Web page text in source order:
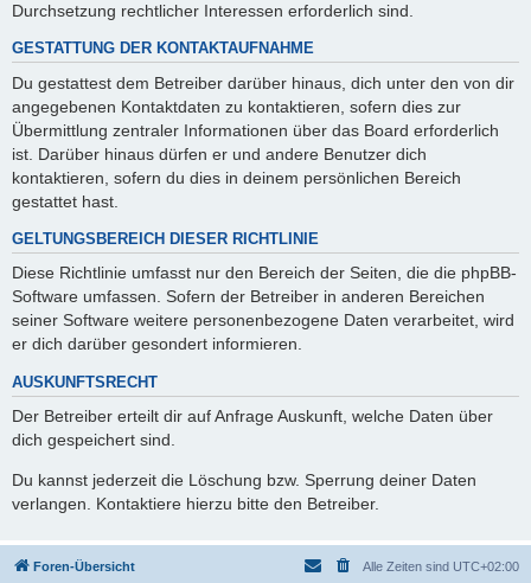
Durchsetzung rechtlicher Interessen erforderlich sind.
GESTATTUNG DER KONTAKTAUFNAHME
Du gestattest dem Betreiber darüber hinaus, dich unter den von dir
angegebenen Kontaktdaten zu kontaktieren, sofern dies zur
Übermittlung zentraler Informationen über das Board erforderlich
ist. Darüber hinaus dürfen er und andere Benutzer dich
kontaktieren, sofern du dies in deinem persönlichen Bereich
gestattet hast.
GELTUNGSBEREICH DIESER RICHTLINIE
Diese Richtlinie umfasst nur den Bereich der Seiten, die die phpBB-
Software umfassen. Sofern der Betreiber in anderen Bereichen
seiner Software weitere personenbezogene Daten verarbeitet, wird
er dich darüber gesondert informieren.
AUSKUNFTSRECHT
Der Betreiber erteilt dir auf Anfrage Auskunft, welche Daten über
dich gespeichert sind.
Du kannst jederzeit die Löschung bzw. Sperrung deiner Daten
verlangen. Kontaktiere hierzu bitte den Betreiber.
Foren-Übersicht Alle Zeiten sind UTC+02:00